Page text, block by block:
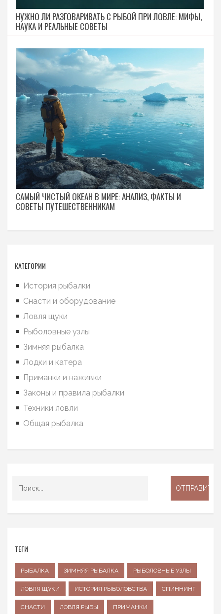
НУЖНО ЛИ РАЗГОВАРИВАТЬ С РЫБОЙ ПРИ ЛОВЛЕ: МИФЫ,
НАУКА И РЕАЛЬНЫЕ СОВЕТЫ
САМЫЙ ЧИСТЫЙ ОКЕАН В МИРЕ: АНАЛИЗ, ФАКТЫ И
СОВЕТЫ ПУТЕШЕСТВЕННИКАМ
КАТЕГОРИИ
История рыбалки
Снасти и оборудование
Ловля щуки
Рыболовные узлы
Зимняя рыбалка
Лодки и катера
Приманки и наживки
Законы и правила рыбалки
Техники ловли
Общая рыбалка
ТЕГИ
РЫБАЛКА ЗИМНЯЯ РЫБАЛКА РЫБОЛОВНЫЕ УЗЛЫ
ЛОВЛЯ ЩУКИ ИСТОРИЯ РЫБОЛОВСТВА СПИННИНГ
СНАСТИ ЛОВЛЯ РЫБЫ ПРИМАНКИ